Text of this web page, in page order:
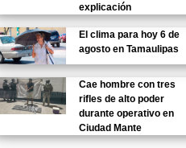
explicación
El clima para hoy 6 de
agosto en Tamaulipas
Cae hombre con tres
rifles de alto poder
durante operativo en
Ciudad Mante